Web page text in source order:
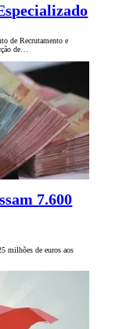
de Recrutamento e
de…
7.600
milhões de euros aos